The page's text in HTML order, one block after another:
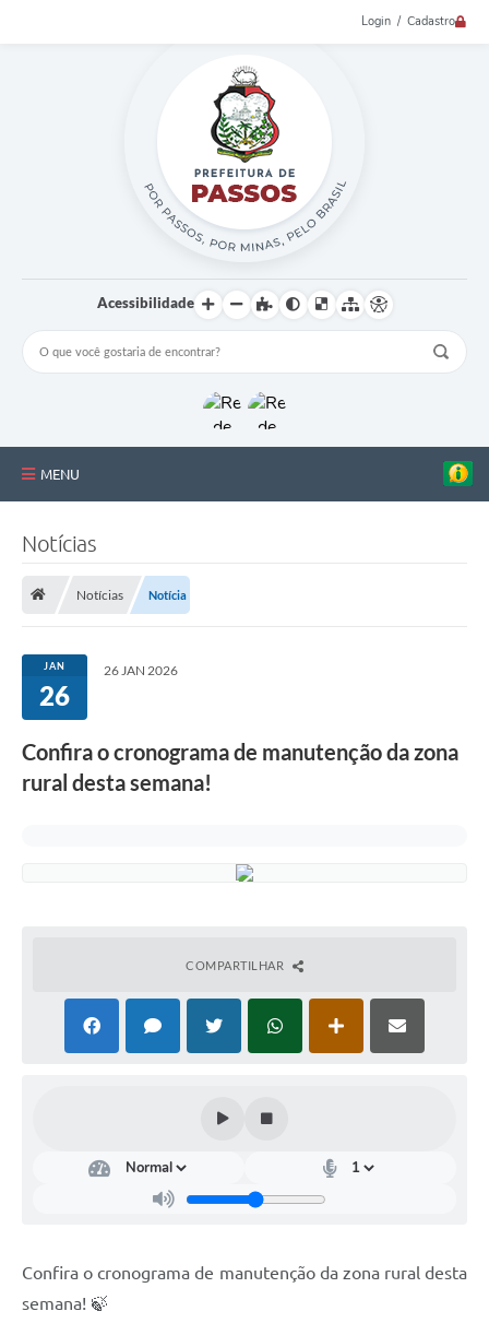
Login / Cadastro
Acessibilidade
MENU
Estrutura Administrativa
Galeria de Fotos
Notícias
Notícias Notícia
JAN
26
26 JAN 2026
Confira o cronograma de manutenção da zona
rural desta semana!
COMPARTILHAR
Confira o cronograma de manutenção da zona rural desta
semana! 🍃